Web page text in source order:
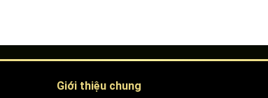
Giới thiệu chung